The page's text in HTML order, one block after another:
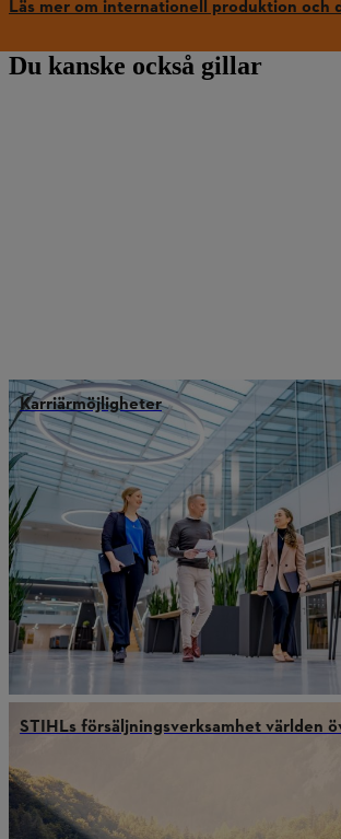
Läs mer om internationell produktion och
Du kanske också gillar
Karriärmöjligheter
STIHLs försäljningsverksamhet världen